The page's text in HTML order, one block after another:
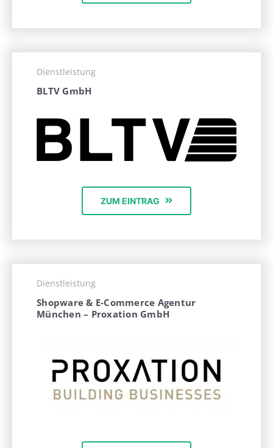
Dienstleistung
BLTV GmbH
ZUM EINTRAG
Dienstleistung
Shopware & E-Commerce Agentur
München – Proxation GmbH